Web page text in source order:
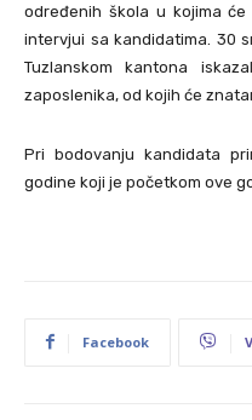
određenih škola u kojima
intervjui sa kandidatima. 30
Tuzlanskom kantona
zaposlenika, od kojih će
Pri bodovanju kandidata
godine koji je početkom ove
Facebook